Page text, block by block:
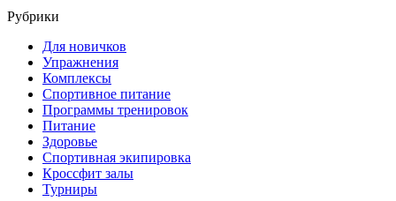
Рубрики
Для новичков
Упражнения
Комплексы
Спортивное питание
Программы тренировок
Питание
Здоровье
Спортивная экипировка
Кроссфит залы
Турниры